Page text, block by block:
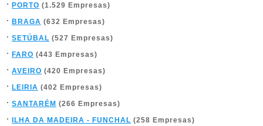
PORTO (1.529 Empresas)
BRAGA (632 Empresas)
SETÚBAL (527 Empresas)
FARO (443 Empresas)
AVEIRO (420 Empresas)
LEIRIA (402 Empresas)
SANTARÉM (266 Empresas)
ILHA DA MADEIRA - FUNCHAL (258 Empresas)